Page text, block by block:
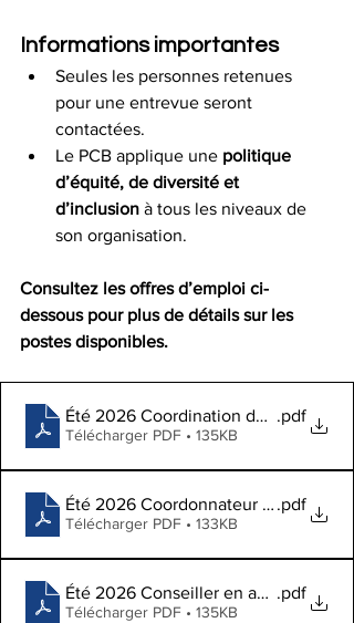
Informations importantes
Seules les personnes retenues
pour une entrevue seront
contactées.
Le PCB applique une politique
d’équité, de diversité et
d’inclusion à tous les niveaux de
son organisation.
Consultez les offres d’emploi ci-
dessous pour plus de détails sur les
postes disponibles.
Été 2026 Coordination de grands
.pdf
Télécharger PDF • 135KB
Été 2026 Coordonnateur _ .pdf
Télécharger PDF • 133KB
Été 2026 Conseiller en activités de
.pdf
Télécharger PDF • 135KB